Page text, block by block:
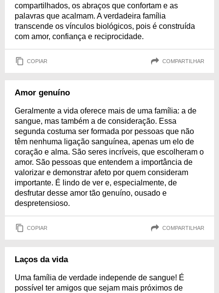
compartilhados, os abraços que confortam e as
palavras que acalmam. A verdadeira família
transcende os vínculos biológicos, pois é construída
com amor, confiança e reciprocidade.
COPIAR COMPARTILHAR
Amor genuíno
Geralmente a vida oferece mais de uma família: a de
sangue, mas também a de consideração. Essa
segunda costuma ser formada por pessoas que não
têm nenhuma ligação sanguínea, apenas um elo de
coração e alma. São seres incríveis, que escolheram o
amor. São pessoas que entendem a importância de
valorizar e demonstrar afeto por quem consideram
importante. É lindo de ver e, especialmente, de
desfrutar desse amor tão genuíno, ousado e
despretensioso.
COPIAR COMPARTILHAR
Laços da vida
Uma família de verdade independe de sangue! É
possível ter amigos que sejam mais próximos de